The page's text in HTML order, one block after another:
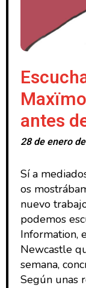
antes
28 de enero
Sí a
os
nuevo
podemos
Information,
Newcastle
semana,
Según unas